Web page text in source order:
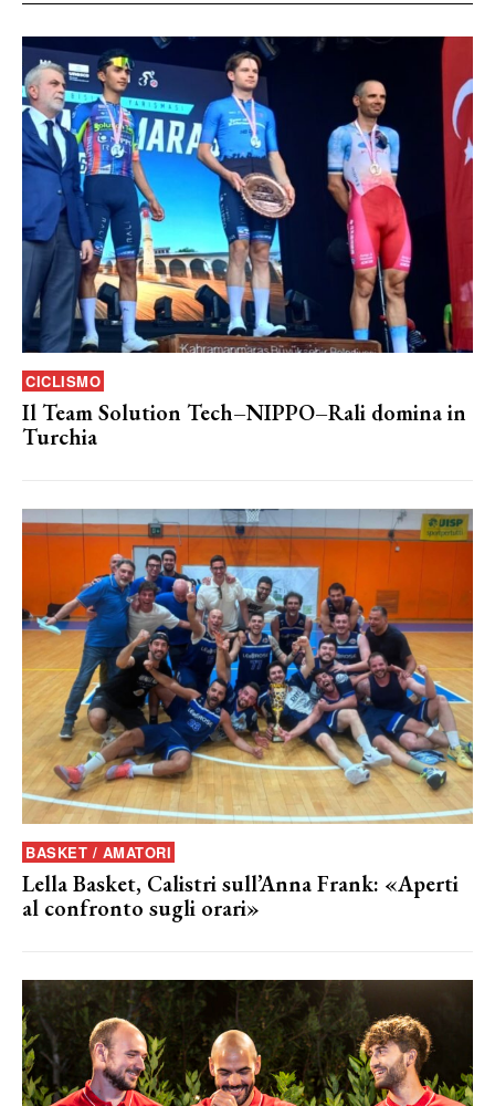
CICLISMO
Il Team Solution Tech–NIPPO–Rali domina in
Turchia
BASKET / AMATORI
Lella Basket, Calistri sull’Anna Frank: «Aperti
al confronto sugli orari»